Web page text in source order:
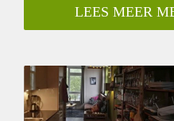
- Goed geïsoleerd
- In principe voor een jaar
- € 520
Huis:
LEES MEER